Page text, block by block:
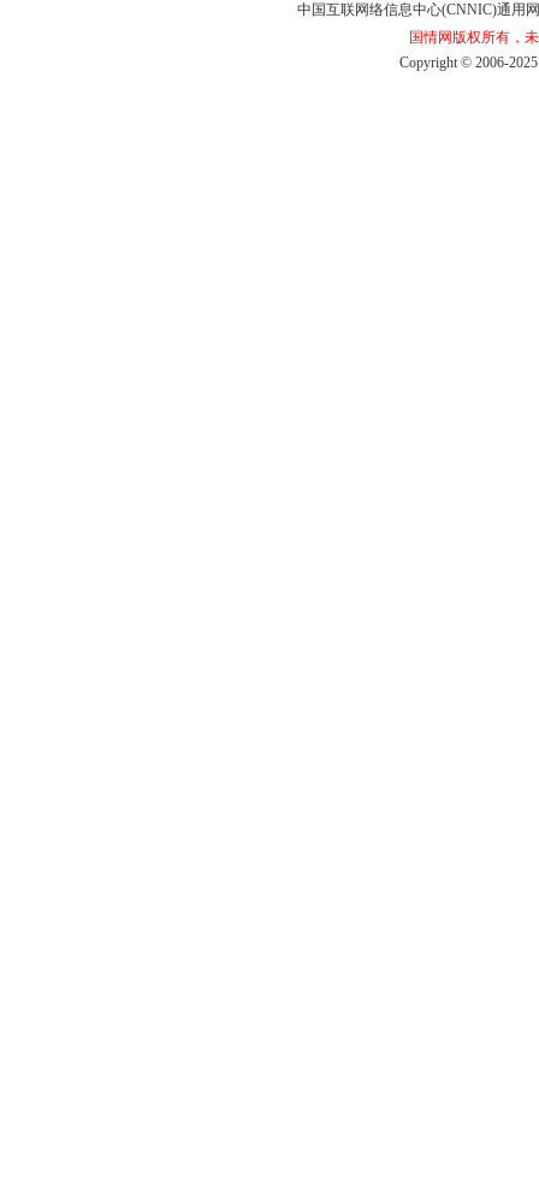
中国互联网络信息中心(CNNIC)通用
国情网版权所有，
Copyright©2006-